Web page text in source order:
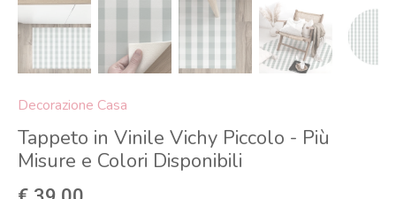
Decorazione Casa
Tappeto in Vinile Vichy Piccolo - Più
Misure e Colori Disponibili